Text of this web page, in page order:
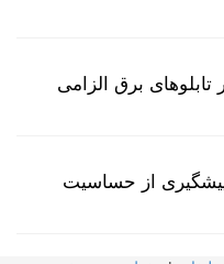
برق الزامی
از حساسیت